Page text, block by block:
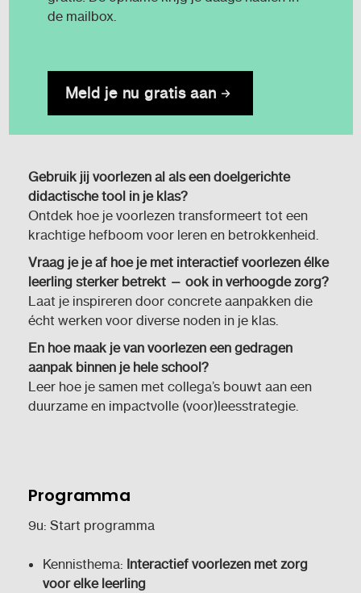
de mailbox.
Meld je nu gratis aan
Gebruik jij voorlezen al als een doelgerichte
didactische tool in je klas?
Ontdek hoe je voorlezen transformeert tot een
krachtige hefboom voor leren en betrokkenheid.
Vraag je je af hoe je met interactief voorlezen élke
leerling sterker betrekt — ook in verhoogde zorg?
Laat je inspireren door concrete aanpakken die
écht werken voor diverse noden in je klas.
En hoe maak je van voorlezen een gedragen
aanpak binnen je hele school?
Leer hoe je samen met collega’s bouwt aan een
duurzame en impactvolle (voor)leesstrategie.
Programma
9u: Start programma
Kennisthema: Interactief voorlezen met zorg
voor elke leerling